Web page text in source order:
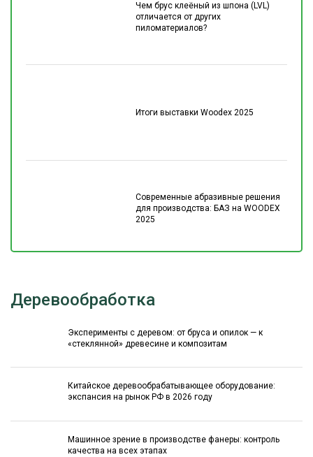
Чем брус клеёный из шпона (LVL)
отличается от других
пиломатериалов?
Итоги выставки Woodex 2025
Современные абразивные решения
для производства: БАЗ на WOODEX
2025
Деревообработка
Эксперименты с деревом: от бруса и опилок — к
«стеклянной» древесине и композитам
Китайское деревообрабатывающее оборудование:
экспансия на рынок РФ в 2026 году
Машинное зрение в производстве фанеры: контроль
качества на всех этапах